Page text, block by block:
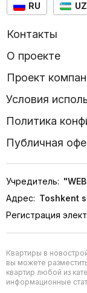
RU UZ
Контакты
О проекте
Проект
Условия
Политика
Публичная
Учредитель:
Адрес: Toshkent
Регистрация
Квартиры в
вы можете
квартир любой из
информационные